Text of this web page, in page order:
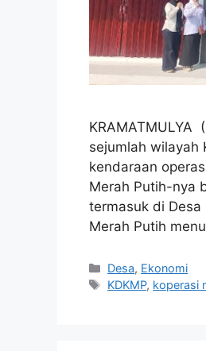
KRAMATMULYA
sejumlah wilayah
kendaraan
Merah Putih-nya
termasuk di Desa
Merah Putih
Kategori
Desa, Ekonomi
Tag
KDKMP, koperasi